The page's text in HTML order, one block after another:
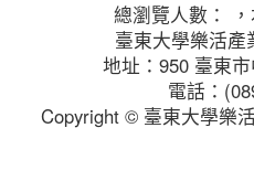
總瀏覽人數： ，
臺東大學樂活產
地址：950 臺東
電話：
Copyright © 臺東大學樂